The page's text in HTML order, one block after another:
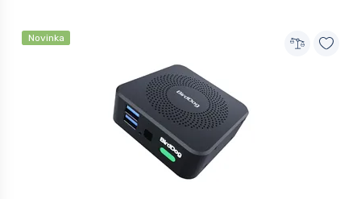
Novinka